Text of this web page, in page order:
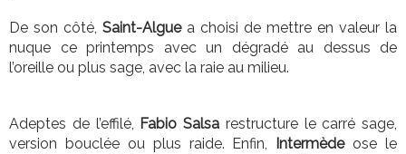
De son côté, Saint-Alguea choisi de mettre en valeur la
nuque ce printemps avec un dégradé au dessus de
l’oreille ou plus sage, avec la raie au milieu.
Adeptes de l’effilé, Fabio Salsa restructure le carré sage,
version bouclée ou plus raide. Enfin,
Intermèdeose le